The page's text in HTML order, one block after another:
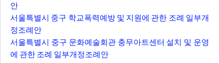
안
서울특별시 중구 학교폭력예방 및 지원에 관한 조례 일부개
정조례안
서울특별시 중구 문화예술회관 충무아트센터 설치 및 운영
에 관한 조례 일부개정조례안